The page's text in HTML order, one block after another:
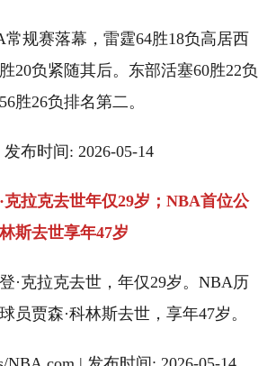
常规赛落幕，雷霆64胜18负高居西
20负紧随其后。东部活塞60胜22负
胜26负排名第二。
布时间: 2026-05-14
克拉克去世年仅29岁；NBA首位公
斯去世享年47岁
·克拉克去世，年仅29岁。NBA历
员贾森·科林斯去世，享年47岁。